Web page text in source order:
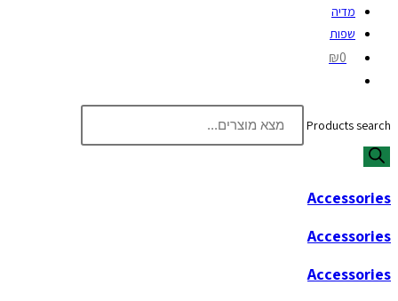
מדיה
שפות
₪0
Products search
Accessories
Accessories
Accessories